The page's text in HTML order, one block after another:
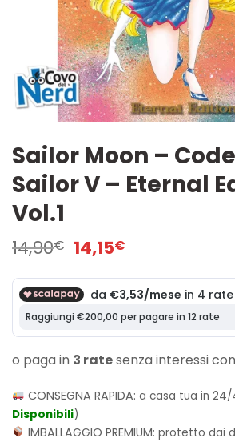
Sailor Moon –
Sailor V – Eternal
Vol.1
14,90€ Il
prezzo
originale
era:
14,90€.
14,15€
attuale
è:
14,15€.
o paga in 3 ratesenza interessi con
CONSEGNA RAPIDA:a casa tua in
Disponibili)
IMBALLAGGIO PREMIUM:protetto dai